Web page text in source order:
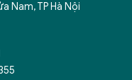
Nam, TP Hà Nội